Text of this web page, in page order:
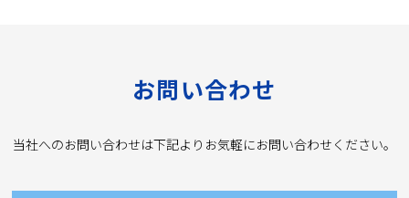
お問い合わせ
当社へのお問い合わせは下記よりお気軽にお問い合わせください。